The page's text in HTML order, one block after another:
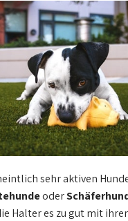
sehr aktiven
oder
Halter es zu gut mit